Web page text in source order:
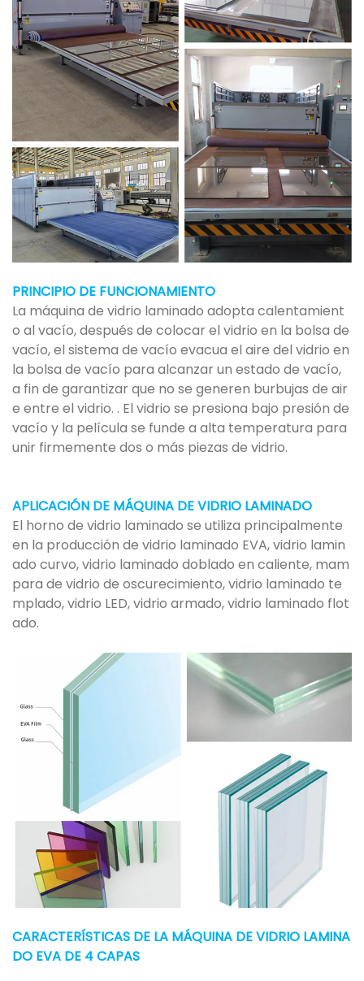
PRINCIPIO DE FUNCIONAMIENTO
La máquina de vidrio laminado adopta calentamient
o al vacío, después de colocar el vidrio en la bolsa de
vacío, el sistema de vacío evacua el aire del vidrio en
la bolsa de vacío para alcanzar un estado de vacío,
a fin de garantizar que no se generen burbujas de air
e entre el vidrio. . El vidrio se presiona bajo presión de
vacío y la película se funde a alta temperatura para
unir firmemente dos o más piezas de vidrio.
APLICACIÓN DE MÁQUINA DE VIDRIO LAMINADO
El horno de vidrio laminado se utiliza principalmente
en la producción de vidrio laminado EVA, vidrio lamin
ado curvo, vidrio laminado doblado en caliente, mam
para de vidrio de oscurecimiento, vidrio laminado te
mplado, vidrio LED, vidrio armado, vidrio laminado flot
ado.
CARACTERÍSTICAS DE LA MÁQUINA DE VIDRIO LAMINA
DO EVA DE 4 CAPAS